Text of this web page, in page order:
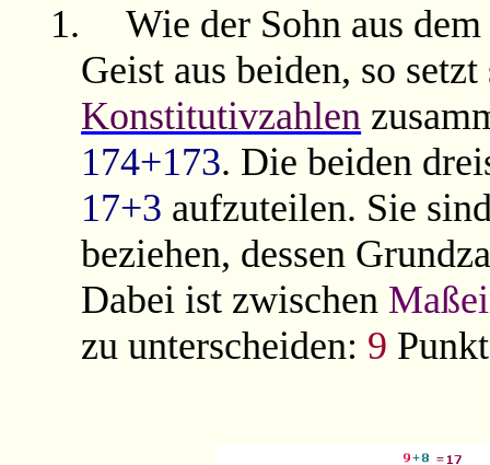
1.
Wie der Sohn aus
Geist aus beiden, so
Konstitutivzahlen
174+173. Die beiden
17+3 aufzuteilen. Sie
beziehen, dessen
Dabei ist zwischen
zu unterscheiden: 9